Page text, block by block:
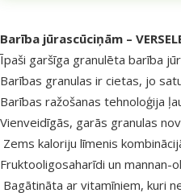
superzoo.product.detail.content
Barība jūrascūciņām –
Īpaši garšīga granulēta barība
Barības granulas ir cietas, jo
Barības ražošanas tehnoloģija
Vienveidīgās, garās granulas
Zems kaloriju līmenis
Fruktooligosaharīdi un
Bagātināta ar vitamīniem, kuri